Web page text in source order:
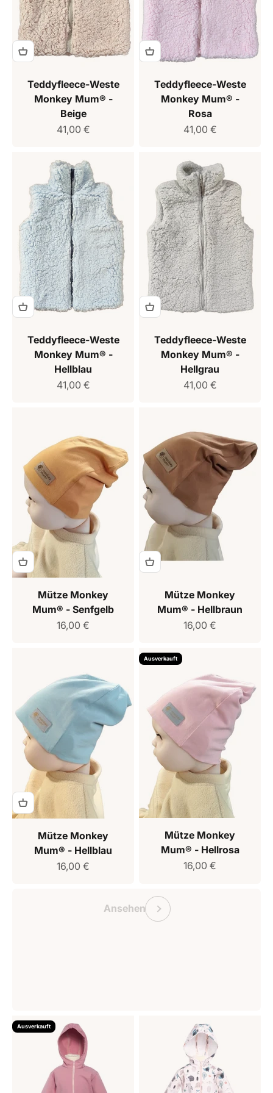
Teddyfleece-Weste
Monkey Mum® -
Beige
Verkaufspreis
41,00 €
Teddyfleece-Weste
Monkey Mum® -
Rosa
Verkaufspreis
41,00 €
Teddyfleece-Weste
Monkey Mum® -
Hellblau
Verkaufspreis
41,00 €
Teddyfleece-Weste
Monkey Mum® -
Hellgrau
Verkaufspreis
41,00 €
Mütze Monkey
Mum® - Senfgelb
Verkaufspreis
16,00 €
Mütze Monkey
Mum® - Hellbraun
Verkaufspreis
16,00 €
Mütze Monkey
Mum® - Hellblau
Verkaufspreis
16,00 €
Ausverkauft
Mütze Monkey
Mum® - Hellrosa
Verkaufspreis
16,00 €
AnsehenVorherige
Ausverkauft